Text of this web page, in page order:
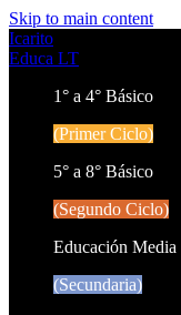
Skip to main content
Icarito
Educa LT
1° a 4° Básico
(Primer Ciclo)
5° a 8° Básico
(Segundo Ciclo)
Educación Media
(Secundaria)